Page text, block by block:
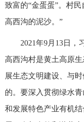
致富的“金蛋蛋”。村
高西沟的泥沙。”
2021年9月13日，
高西沟村是黄土高原
展生态文明建设、与
的。要深入贯彻绿水
和发展特色产业有机